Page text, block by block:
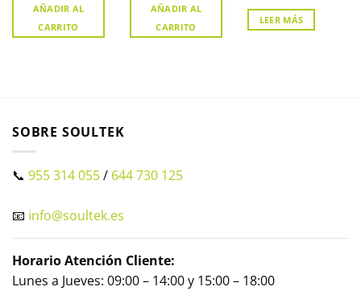
AÑADIR AL
CARRITO
AÑADIR AL
CARRITO
LEER MÁS
SOBRE SOULTEK
📞 955 314 055/ 644 730 125
📧 info@soultek.es
Horario Atención Cliente:
Lunes a Jueves: 09:00 – 14:00 y 15:00 – 18:00